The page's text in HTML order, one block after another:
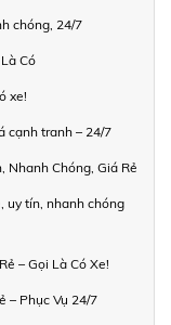
chóng, 24/7
Có
xe!
cạnh tranh – 24/7
Nhanh Chóng, Giá Rẻ
uy tín, nhanh chóng
– Gọi Là Có Xe!
– Phục Vụ 24/7